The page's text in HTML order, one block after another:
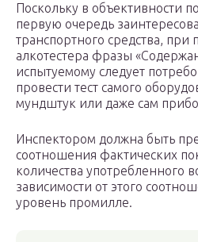
Поскольку в объективности
первую очередь
транспортного средства, при
алкотестера фразы
испытуемому следует
провести тест самого
мундштук или даже сам
Инспектором должна быть
соотношения фактических
количества употребленного
зависимости от этого
уровень промилле.